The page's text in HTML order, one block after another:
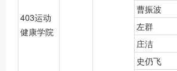
403运动
健康学院
曹振波
左群
庄洁
史仍飞